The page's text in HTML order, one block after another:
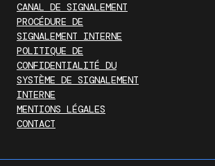
CANAL DE SIGNALEMENT
PROCÉDURE DE
SIGNALEMENT INTERNE
POLITIQUE DE
CONFIDENTIALITÉ DU
SYSTÈME DE SIGNALEMENT
INTERNE
MENTIONS LÉGALES
CONTACT